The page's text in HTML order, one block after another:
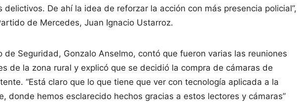
De ahí la idea de reforzar la acción con más presencia policial”,
de Mercedes, Juan Ignacio Ustarroz.
de Seguridad, Gonzalo Anselmo, contó que fueron varias las reuniones
de la zona rural y explicó que se decidió la compra de cámaras de
“Está claro que lo que tiene que ver con tecnología aplicada a la
donde hemos esclarecido hechos gracias a estos lectores y cámaras”